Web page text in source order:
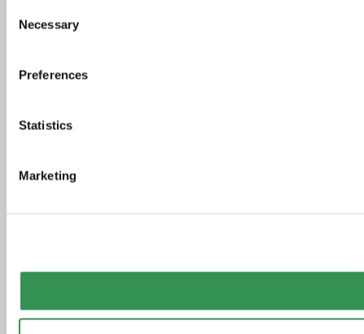
Selection
Necessary
Preferences
Statistics
Marketing